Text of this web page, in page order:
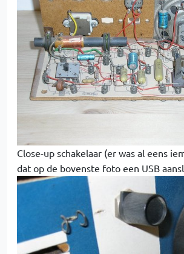
Close-up schakelaar (er was al eens
dat op de bovenste foto een USB